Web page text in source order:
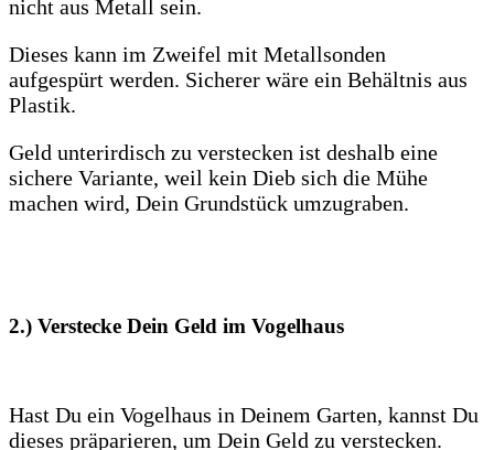
nicht aus Metall sein.
Dieses kann im Zweifel mit Metallsonden
aufgespürt werden. Sicherer wäre ein Behältnis aus
Plastik.
Geld unterirdisch zu verstecken ist deshalb eine
sichere Variante, weil kein Dieb sich die Mühe
machen wird, Dein Grundstück umzugraben.
2.) Verstecke Dein Geld im Vogelhaus
Hast Du ein Vogelhaus in Deinem Garten, kannst Du
dieses präparieren, um Dein Geld zu verstecken.